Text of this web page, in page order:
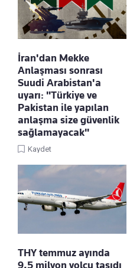
İran'dan Mekke
Anlaşması sonrası
Suudi Arabistan'a
uyarı: "Türkiye ve
Pakistan ile yapılan
anlaşma size güvenlik
sağlamayacak"
Kaydet
THY temmuz ayında
9,5 milyon yolcu taşıdı